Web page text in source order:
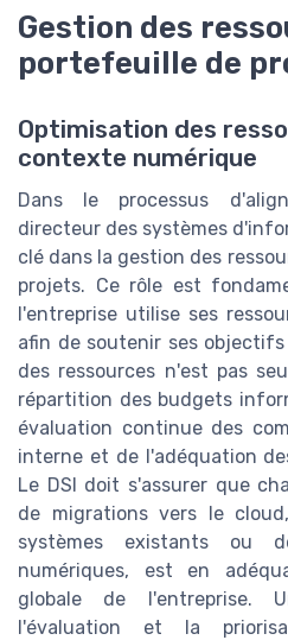
Gestion des
portefeuille de
Optimisation des
contexte numérique
Dans le processus
directeur des systèmes
clé dans la gestion des
projets. Ce rôle est
l'entreprise utilise ses
afin de soutenir ses
des ressources n'est pas
répartition des budgets
évaluation continue des
interne et de l'adéquation
Le DSI doit s'assurer que
de migrations vers le
systèmes existants ou
numériques, est en
globale de l'entreprise.
l'évaluation et la